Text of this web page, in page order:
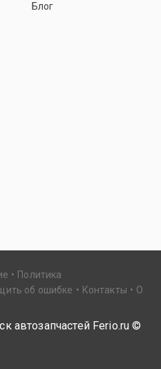
Блог
Политика
об ошибке Контакты
О
автозапчастей Ferio.ru ©